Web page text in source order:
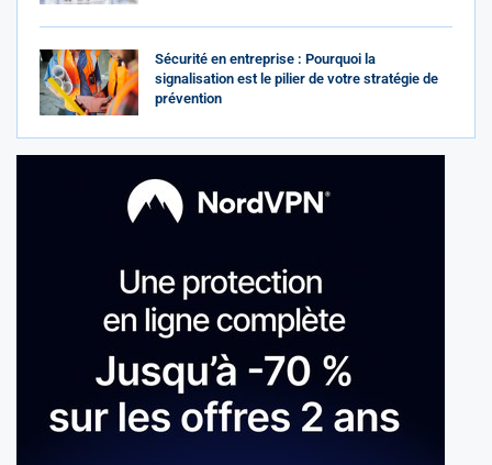
Sécurité en entreprise : Pourquoi la
signalisation est le pilier de votre stratégie de
prévention